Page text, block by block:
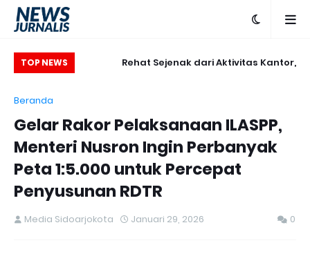
TOP NEWS
Rehat Sejenak dari Aktivitas Kantor,
2029, Sekjen
dan Daerah
Beranda
Gelar Rakor Pelaksanaan ILASPP,
Menteri Nusron Ingin Perbanyak
Peta 1:5.000 untuk Percepat
Penyusunan RDTR
Media Sidoarjokota Januari 29, 2026 0